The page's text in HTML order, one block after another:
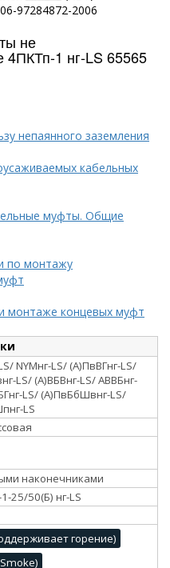
97284872-2006
не
1 нг-LS 65565
непаянного заземления
кабельных
муфты. Общие
по монтажу
монтаже концевых муфт
NYMнг-LS/ (А)ПвВГнг-LS/
LS/ (А)ВБВнг-LS/ АВВБнг-
LS/ (А)ПвБбШвнг-LS/
LS
наконечниками
25/50(Б) нг-LS
горение)